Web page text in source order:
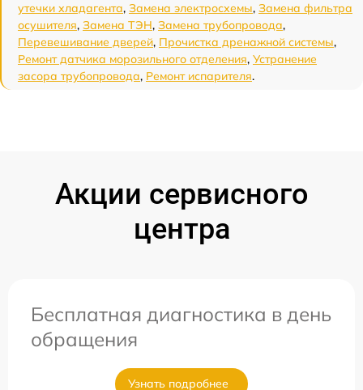
утечки хладагента, Замена электросхемы, Замена фильтра
осушителя, Замена ТЭН, Замена трубопровода,
Перевешивание дверей, Прочистка дренажной системы,
Ремонт датчика морозильного отделения, Устранение
засора трубопровода, Ремонт испарителя.
Акции сервисного
центра
Бесплатная диагностика в день
обращения
Узнать подробнее